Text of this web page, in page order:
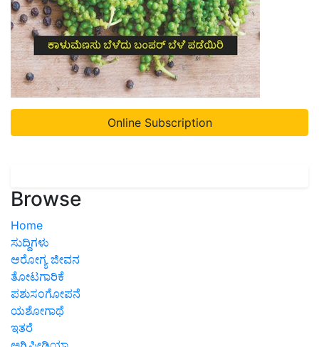
Online Subscription
Browse
Home
ಸುದ್ದಿಗಳು
ಆರೋಗ್ಯ ಜೀವನ
ತೋಟಗಾರಿಕೆ
ಪಶುಸಂಗೋಪನೆ
ಯಶೋಗಾಥೆ
ಇತರೆ